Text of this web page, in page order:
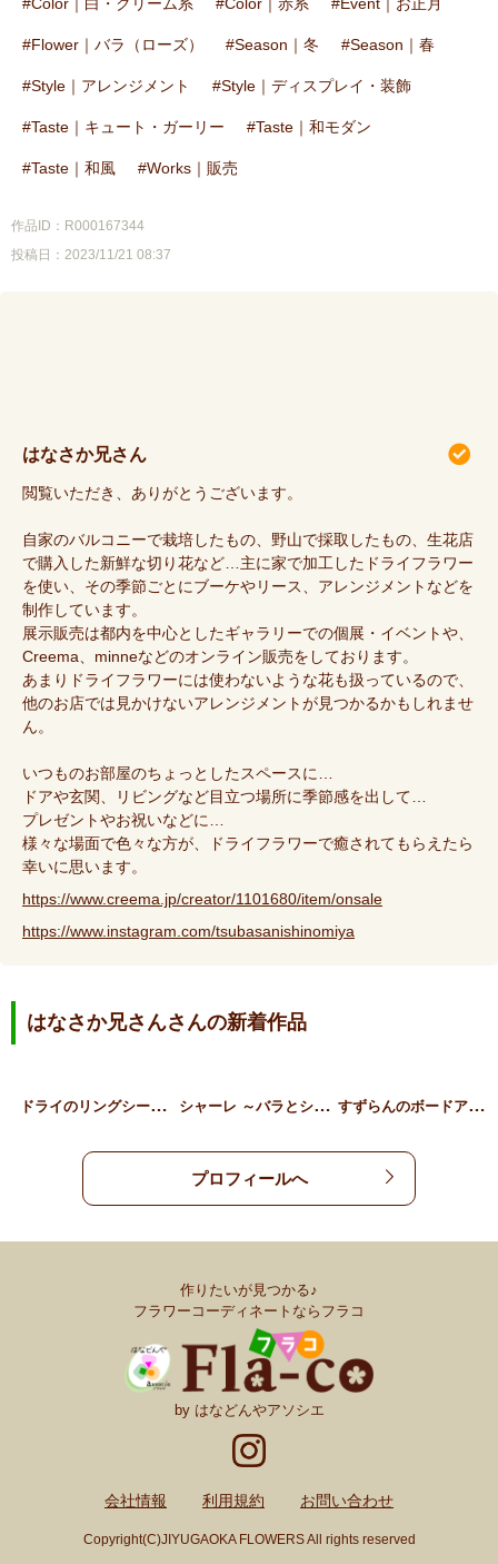
Flower｜バラ（ローズ） Season｜冬 Season｜春
Style｜アレンジメント Style｜ディスプレイ・装飾
Taste｜キュート・ガーリー Taste｜和モダン
Taste｜和風 Works｜販売
作品ID：R000167344
投稿日：2023/11/21 08:37
はなさか兄さん
閲覧いただき、ありがとうございます。
自家のバルコニーで栽培したもの、野山で採取したもの、生花店
で購入した新鮮な切り花など…主に家で加工したドライフラワー
を使い、その季節ごとにブーケやリース、アレンジメントなどを
制作しています。
展示販売は都内を中心としたギャラリーでの個展・イベントや、
Creema、minneなどのオンライン販売をしております。
あまりドライフラワーには使わないような花も扱っているので、
他のお店では見かけないアレンジメントが見つかるかもしれませ
ん。
いつものお部屋のちょっとしたスペースに…
ドアや玄関、リビングなど目立つ場所に季節感を出して…
プレゼントやお祝いなどに…
様々な場面で色々な方が、ドライフラワーで癒されてもらえたら
幸いに思います。
https://www.creema.jp/creator/1101680/item/onsale
https://www.instagram.com/tsubasanishinomiya
はなさか兄さんさんの新着作品
ド
ライのリングシードボトル… シ
ャーレ ～バラとシクラメ… す
ずらんのボードアレンジメ…
プロフィールへ
作りたいが見つかる♪
フラワーコーディネートならフラコ
by はなどんやアソシエ
会社情報 利用規約 お問い合わせ
Copyright(C)JIYUGAOKA FLOWERS All rights reserved